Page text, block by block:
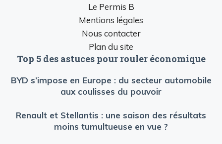
Le Permis B
Mentions légales
Nous contacter
Plan du site
Top 5 des astuces pour rouler économique
BYD s’impose en Europe : du secteur automobile
aux coulisses du pouvoir
Renault et Stellantis : une saison des résultats
moins tumultueuse en vue ?